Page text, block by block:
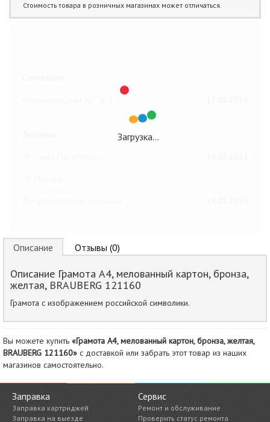
Стоимость товара в розничных магазинах может отличаться.
Загрузка…
Описание Отзывы (0)
Описание Грамота А4, мелованный картон, бронза,
желтая, BRAUBERG 121160
Грамота с изображением российской символики.
Вы можете купить «Грамота А4, мелованный картон, бронза, желтая,
BRAUBERG 121160» с доставкой или забрать этот товар из наших
магазинов самостоятельно.
Заправка
Заправка картриджей
Заправка на выезде
Сервис
Ремонт и обслуживание
Проверить статус ремонта